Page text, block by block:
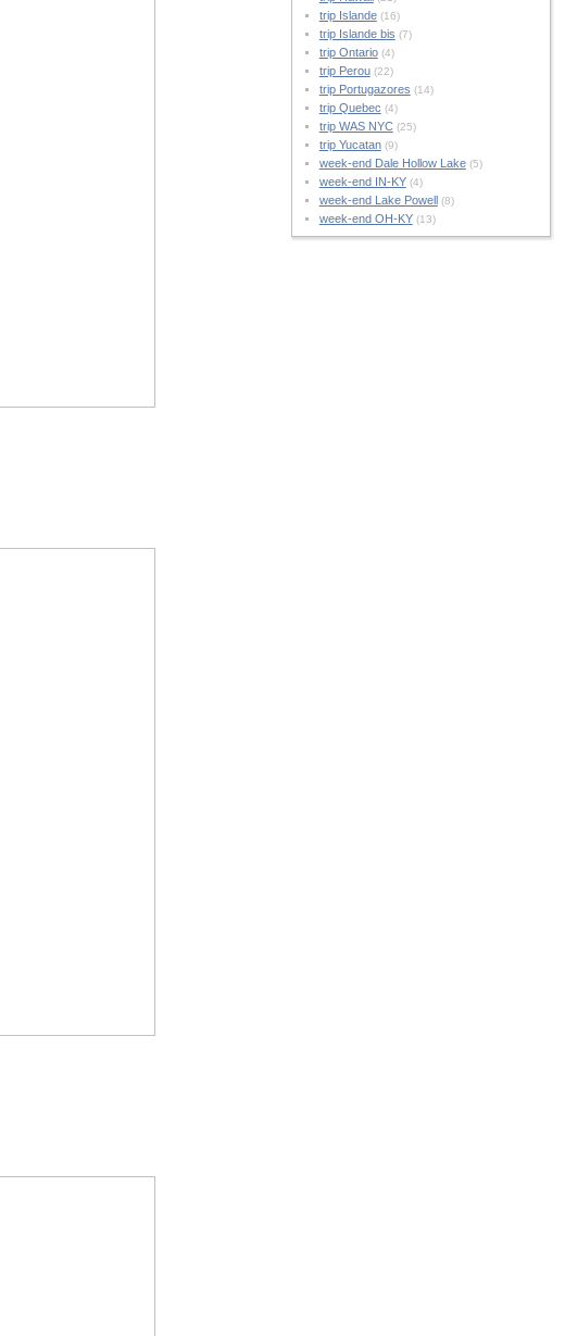
trip Islande(16)
trip Islande bis (7)
trip Ontario(4)
trip Perou(22)
trip Portugazores (14)
trip Quebec (4)
trip WAS NYC(25)
trip Yucatan(9)
week-end Dale Hollow Lake(5)
week-end IN-KY(4)
week-end Lake Powell (8)
week-end OH-KY(13)